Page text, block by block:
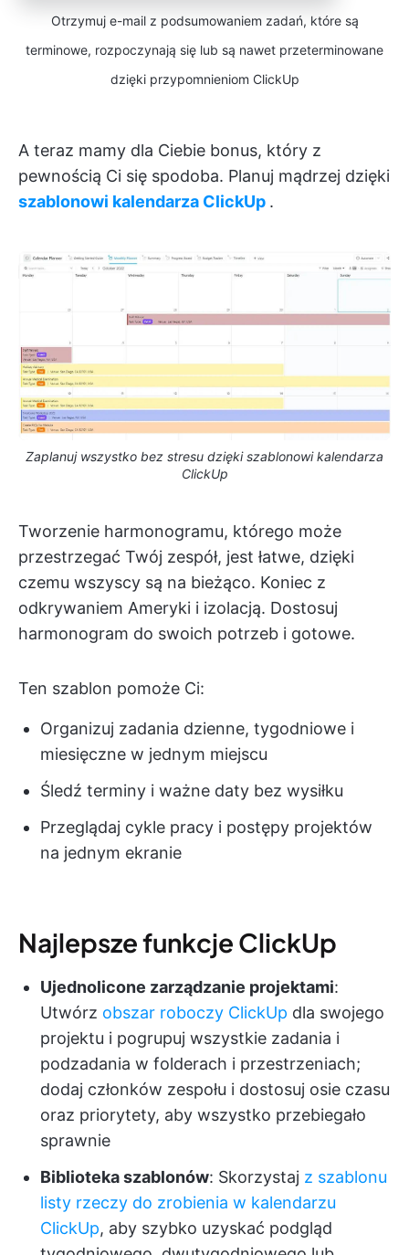
Otrzymuj e-mail z podsumowaniem zadań, które są
terminowe, rozpoczynają się lub są nawet przeterminowane
dzięki przypomnieniom ClickUp
A teraz mamy dla Ciebie bonus, który z
pewnością Ci się spodoba. Planuj mądrzej dzięki
szablonowi kalendarza ClickUp .
Zaplanuj wszystko bez stresu dzięki szablonowi kalendarza
ClickUp
Tworzenie harmonogramu, którego może
przestrzegać Twój zespół, jest łatwe, dzięki
czemu wszyscy są na bieżąco. Koniec z
odkrywaniem Ameryki i izolacją. Dostosuj
harmonogram do swoich potrzeb i gotowe.
Ten szablon pomoże Ci:
Organizuj zadania dzienne, tygodniowe i
miesięczne w jednym miejscu
Śledź terminy i ważne daty bez wysiłku
Przeglądaj cykle pracy i postępy projektów
na jednym ekranie
Najlepsze funkcje ClickUp
Ujednolicone zarządzanie projektami:
Utwórz obszar roboczy ClickUp dla swojego
projektu i pogrupuj wszystkie zadania i
podzadania w folderach i przestrzeniach;
dodaj członków zespołu i dostosuj osie czasu
oraz priorytety, aby wszystko przebiegało
sprawnie
Biblioteka szablonów: Skorzystaj z szablonu
listy rzeczy do zrobienia w kalendarzu
ClickUp, aby szybko uzyskać podgląd